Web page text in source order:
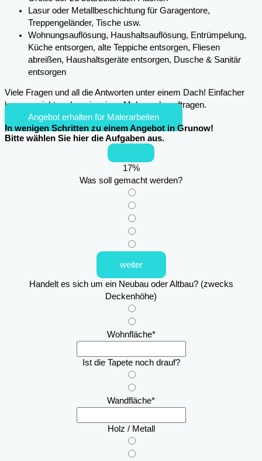
Lasur oder Metallbeschichtung für Garagentore,
Treppengeländer, Tische usw.
Wohnungsauflösung, Haushaltsauflösung, Entrümpelung,
Küche entsorgen, alte Teppiche entsorgen, Fliesen
abreißen, Haushaltsgeräte entsorgen, Dusche & Sanitär
entsorgen
Viele Fragen und all die Antworten unter einem Dach! Einfacher
kann es nicht mehr sein, einen Maler zu beauftragen.
Angebot erhalten für Malerarbeiten
In wenigen Schritten zu einem Angebot in Grunow!
Bitte wählen Sie hier die Aufgaben aus.
17%
Was soll gemacht werden?
weiter
Handelt es sich um ein Neubau oder Altbau? (zwecks
Deckenhöhe)
Wohnfläche*
Ist die Tapete noch drauf?
Wandfläche*
Holz / Metall